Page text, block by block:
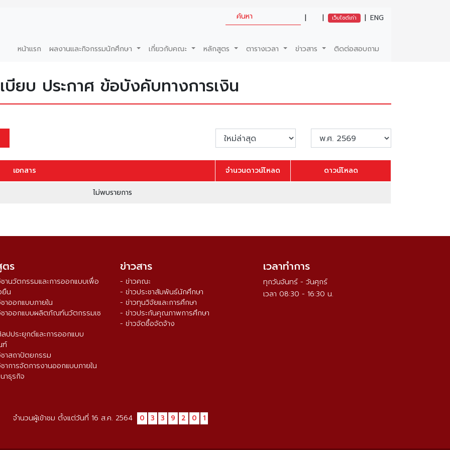
| | เว็บไซต์เก่า | ENG
หน้าแรก ผลงานและกิจกรรมนักศึกษา เกี่ยวกับคณะ หลักสูตร ตารางเวลา ข่าวสาร ติดต่อสอบถาม
บียบ ประกาศ ข้อบังคับทางการเงิน
เอกสาร จำนวนดาวน์โหลด ดาวน์โหลด
ไม่พบรายการ
ร
านวัตกรรมและการออกแบบเพื่อ
ยืน
าออกแบบภายใน
ชาออกแบบผลิตภัณฑ์นวัตกรรมเซ
ปประยุกต์และการออกแบบ
ฑ์
าสถาปัตยกรรม
าการจัดการงานออกแบบภายใน
าธุรกิจ
ข่าวสาร
- ข่าวคณะ
- ข่าวประชาสัมพันธ์นักศึกษา
- ข่าวทุนวิจัยและการศึกษา
- ข่าวประกันคุณภาพการศึกษา
- ข่าวจัดซื้อจัดจ้าง
เวลาทำการ
ทุกวันจันทร์ - วันศุกร์
เวลา 08:30 - 16:30 น.
จำนวนผู้เข้าชม ตั้งแต่วันที่ 16 ส.ค. 2564 0 3 3 9 2 0 1